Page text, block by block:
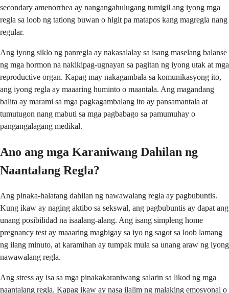
secondary amenorrhea ay nangangahulugang tumigil ang iyong mga
regla sa loob ng tatlong buwan o higit pa matapos kang magregla nang
regular.
Ang iyong siklo ng panregla ay nakasalalay sa isang maselang balanse
ng mga hormon na nakikipag-ugnayan sa pagitan ng iyong utak at mga
reproductive organ. Kapag may nakagambala sa komunikasyong ito,
ang iyong regla ay maaaring huminto o maantala. Ang magandang
balita ay marami sa mga pagkagambalang ito ay pansamantala at
tumutugon nang mabuti sa mga pagbabago sa pamumuhay o
pangangalagang medikal.
Ano ang mga Karaniwang Dahilan ng
Naantalang Regla?
Ang pinaka-halatang dahilan ng nawawalang regla ay pagbubuntis.
Kung ikaw ay naging aktibo sa sekswal, ang pagbubuntis ay dapat ang
unang posibilidad na isaalang-alang. Ang isang simpleng home
pregnancy test ay maaaring magbigay sa iyo ng sagot sa loob lamang
ng ilang minuto, at karamihan ay tumpak mula sa unang araw ng iyong
nawawalang regla.
Ang stress ay isa sa mga pinakakaraniwang salarin sa likod ng mga
naantalang regla. Kapag ikaw ay nasa ilalim ng malaking emosyonal o